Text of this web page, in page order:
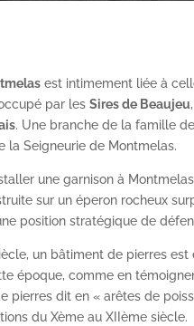
est intimement liée à
par lesSires de Beaujeu
. Une branche de la famille
la Seigneurie de Montmelas.
une garnison à
sur un éperon rocheux
position stratégique de
un bâtiment de pierres est
époque, comme en
pierres dit en « arêtes de
du Xème au XIIème siècle.